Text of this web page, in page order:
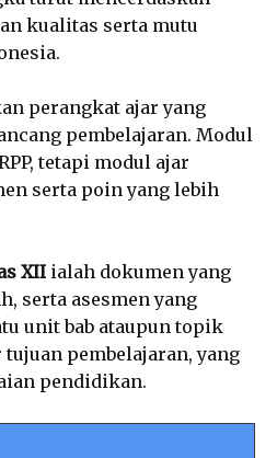
kualitas serta mutu
perangkat ajar yang
pembelajaran. Modul
tetapi modul ajar
serta poin yang lebih
XII ialah dokumen yang
serta asesmen yang
unit bab ataupun topik
pembelajaran, yang
pendidikan.